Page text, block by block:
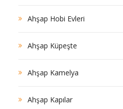
Ahşap Hobi Evleri
Ahşap Küpeşte
Ahşap Kamelya
Ahşap Kapılar